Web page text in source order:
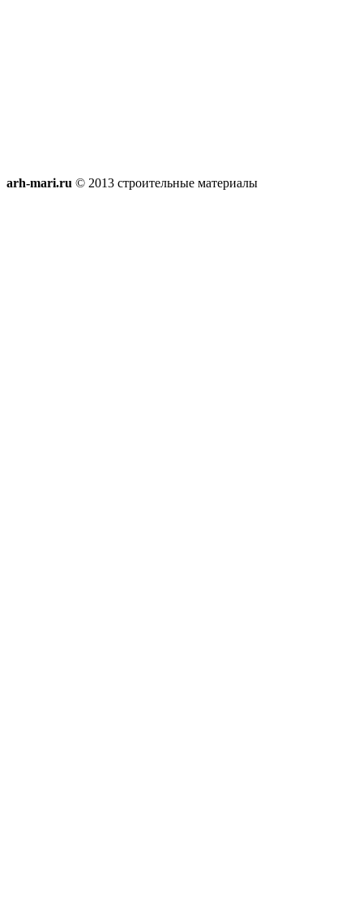
arh-mari.ru © 2013 строительные материалы